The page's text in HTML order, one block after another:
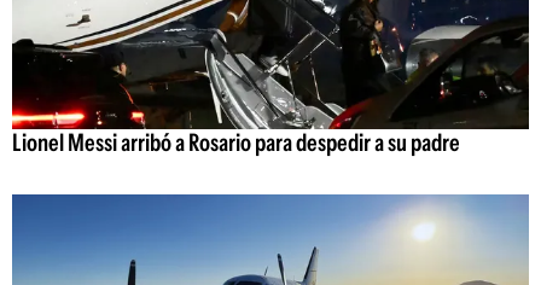
Lionel Messi arribó a Rosario para despedir a su padre